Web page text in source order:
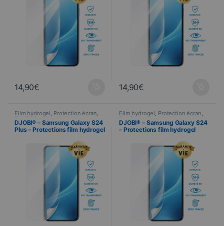
14,90€ 14,90€
Film hydrogel, Protection écran,
Telefonie
DJOBI® – Samsung Galaxy S24
Plus – Protections film hydrogel
Film hydrogel, Protection écran,
Telefonie
DJOBI® – Samsung Galaxy S24
– Protections film hydrogel